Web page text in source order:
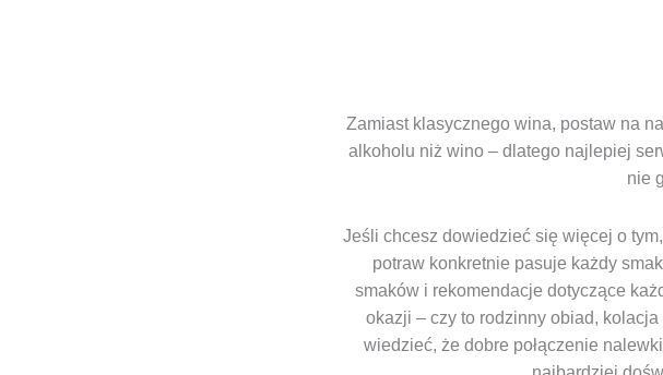
Zamiast klasycznego wina, postaw na
alkoholu niż wino – dlatego najlepiej
nie
Jeśli chcesz dowiedzieć się więcej o tym,
potraw konkretnie pasuje każdy
smaków i rekomendacje dotyczące
okazji – czy to rodzinny obiad,
wiedzieć, że dobre połączenie